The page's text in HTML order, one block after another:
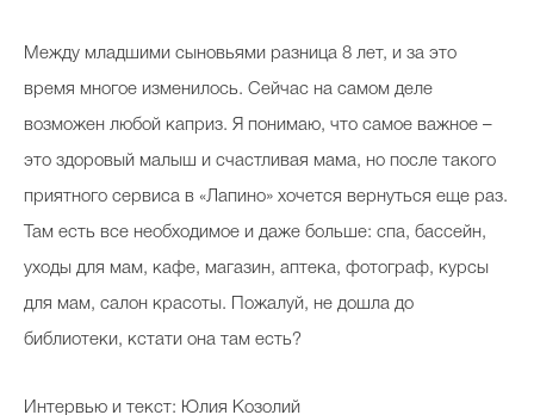
Между младшими сыновьями разница 8 лет, и за это
время многое изменилось. Сейчас на самом деле
возможен любой каприз. Я понимаю, что самое важное –
это здоровый малыш и счастливая мама, но после такого
приятного сервиса в «Лапино» хочется вернуться еще раз.
Там есть все необходимое и даже больше: спа, бассейн,
уходы для мам, кафе, магазин, аптека, фотограф, курсы
для мам, салон красоты. Пожалуй, не дошла до
библиотеки, кстати она там есть?
Интервью и текст: Юлия Козолий